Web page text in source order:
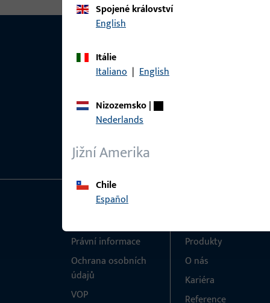
Spojené království
English
Itálie
Italiano | English
Nizozemsko|
Nederlands
Jižní Amerika
Chile
Español
Právní informace
Ochrana osobních
údajů
VOP
Produkty
O nás
Kariéra
Reference